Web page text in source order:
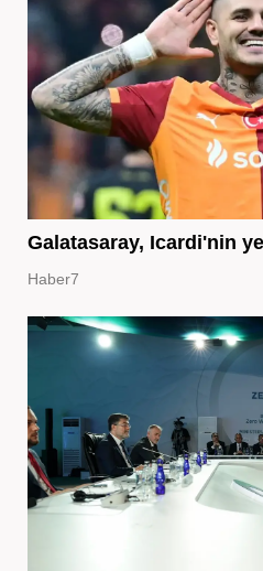
Galatasaray, Icardi'nin
Haber7